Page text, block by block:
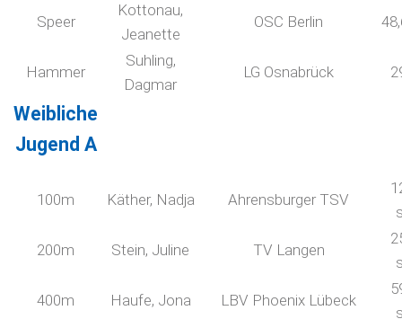
Speer
Kottonau,
Jeanette
OSC Berlin
Hammer
Suhling,
Dagmar
LG Osnabrück
Weibliche
Jugend A
100m Käther, Nadja Ahrensburger TSV
200m Stein, Juline TV Langen
400m Haufe, Jona LBV Phoenix Lübeck